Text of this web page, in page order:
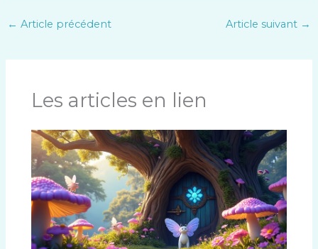
← Article précédent Article suivant →
Les articles en lien